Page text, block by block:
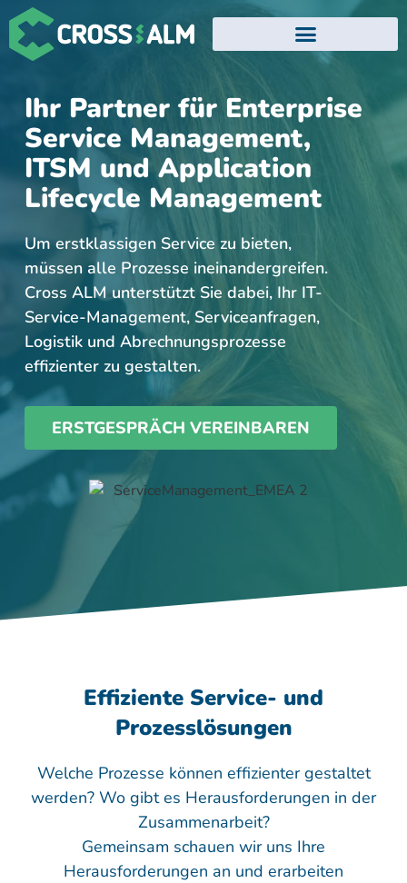
Ihr Partner für Enterprise
Service Management,
ITSM und Application
Lifecycle Management
Um erstklassigen Service zu bieten,
müssen alle Prozesse ineinandergreifen.
Cross ALM unterstützt Sie dabei, Ihr IT-
Service-Management, Serviceanfragen,
Logistik und Abrechnungsprozesse
effizienter zu gestalten.
ERSTGESPRÄCH VEREINBAREN
Effiziente Service- und
Prozesslösungen
Welche Prozesse können effizienter gestaltet
werden? Wo gibt es Herausforderungen in der
Zusammenarbeit?
Gemeinsam schauen wir uns Ihre
Herausforderungen an und erarbeiten